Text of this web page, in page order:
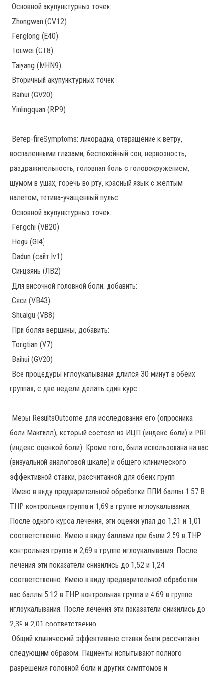
Основной акупунктурных точек:
Zhongwan (CV12)
Fenglong (E40)
Touwei (СТ8)
Taiyang (MHN9)
Вторичный акупунктурных точек
Baihui (GV20)
Yinlingquan (RP9)
Ветер-fireSymptoms: лихорадка, отвращение к ветру,
воспаленными глазами, беспокойный сон, нервозность,
раздражительность, головная боль с головокружением,
шумом в ушах, горечь во рту, красный язык с желтым
налетом, тетива-учащенный пульс
Основной акупунктурных точек:
Fengchi (VB20)
Hegu (GI4)
Dadun (сайт lv1)
Синцзянь (ЛВ2)
Для височной головной боли, добавить:
Сяси (VB43)
Shuaigu (VB8)
При болях вершины, добавить:
Tongtian (V7)
Baihui (GV20)
Все процедуры иглоукалывания длился 30 минут в обеих
группах, с две недели делать один курс.
Меры ResultsOutcome для исследования его (опросника
боли Макгилл), который состоял из ИЦП (индекс боли) и PRI
(индекс оценкой боли). Кроме того, была использована на вас
(визуальной аналоговой шкале) и общего клинического
эффективной ставки, рассчитанной для обеих групп.
Имею в виду предварительной обработки ППИ баллы 1.57 В
ТНР контрольная группа и 1,69 в группе иглоукалывания.
После одного курса лечения, эти оценки упал до 1,21 и 1,01
соответственно. Имею в виду баллами при были 2.59 в ТНР
контрольная группа и 2,69 в группе иглоукалывания. После
лечения эти показатели снизились до 1,52 и 1,24
соответственно. Имею в виду предварительной обработки
вас баллы 5.12 в ТНР контрольная группа и 4.69 в группе
иглоукалывания. После лечения эти показатели снизились до
2,39 и 2,01 соответственно.
Общий клинический эффективные ставки были рассчитаны
следующим образом. Пациенты испытывают полного
разрешения головной боли и других симптомов и